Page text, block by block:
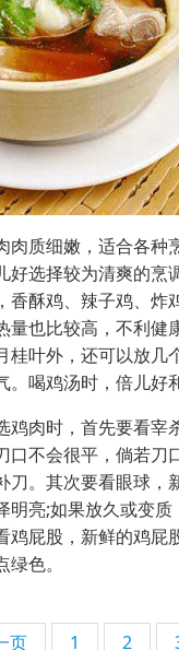
肉质细嫩，适合各种
好选择较为清爽的烹
香酥鸡、辣子鸡、炸
量也比较高，不利健
桂叶外，还可以放几
喝鸡汤时，倍儿好
鸡肉时，首先要看宰
口不会很平，倘若刀
刀。其次要看眼球，
明亮;如果放久或变
鸡屁股，新鲜的鸡屁
色。
页 1 2